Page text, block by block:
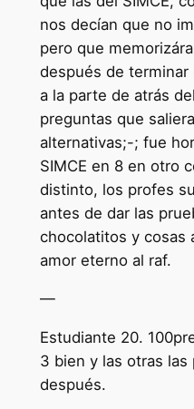
nos decían que no
pero que
después de terminar
a la parte de atrás
preguntas que
alternativas;-; fue
SIMCE en 8 en otro
distinto, los profes
antes de dar las
chocolatitos y cosas
amor eterno al raf.
—
Estudiante 20.
3 bien y las otras las
después.